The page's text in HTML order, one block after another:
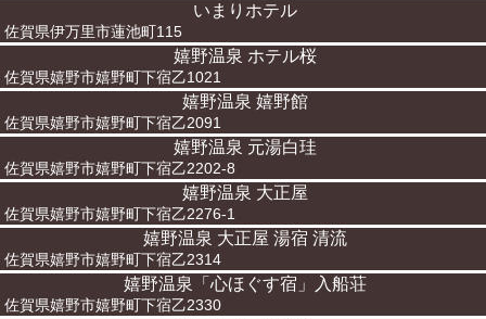
いまりホテル
佐賀県伊万里市蓮池町115
嬉野温泉 ホテル桜
佐賀県嬉野市嬉野町下宿乙1021
嬉野温泉 嬉野館
佐賀県嬉野市嬉野町下宿乙2091
嬉野温泉 元湯白珪
佐賀県嬉野市嬉野町下宿乙2202-8
嬉野温泉 大正屋
佐賀県嬉野市嬉野町下宿乙2276-1
嬉野温泉 大正屋 湯宿 清流
佐賀県嬉野市嬉野町下宿乙2314
嬉野温泉「心ほぐす宿」入船荘
佐賀県嬉野市嬉野町下宿乙2330